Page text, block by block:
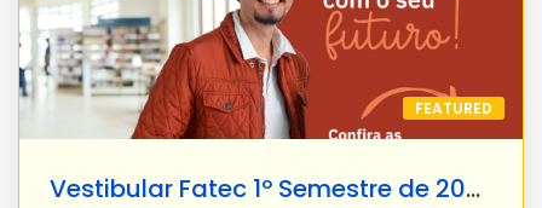
FEATURED
Vestibular Fatec 1º Semestre de 2026